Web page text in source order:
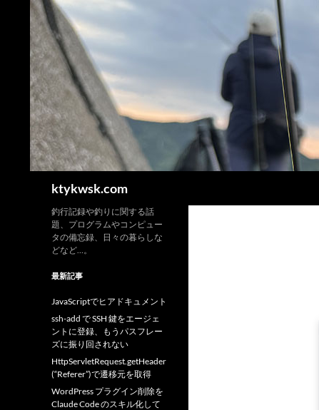
ktykwsk.com
釣行記録や釣りに関する話
題、プログラムやコンピュー
タの備忘録、日々の暮らしな
どなど…。
最新記事
JavaScriptでヒアドキュメント
ssh-add で SSH 鍵をエージェ
ントに登録、もうパスフレー
ズに振り回されない
HttpServletRequest.getHeader
(“Referer”)で遷移元を取得
WordPress プラグイン削除を
Claude Code のスキル化して